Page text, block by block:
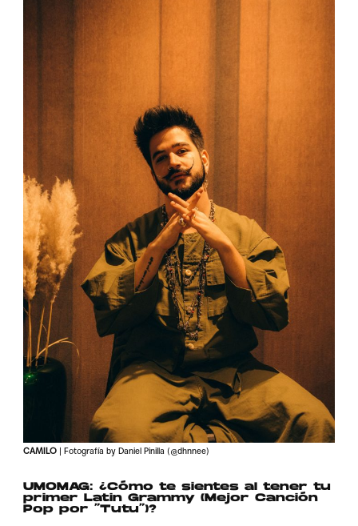
CAMILO | Fotografía by Daniel Pinilla (@dhnnee)
UMOMAG:¿Cómo te sientes al tener tu
primer Latin Grammy (Mejor Canción
Pop por “Tutu”)?